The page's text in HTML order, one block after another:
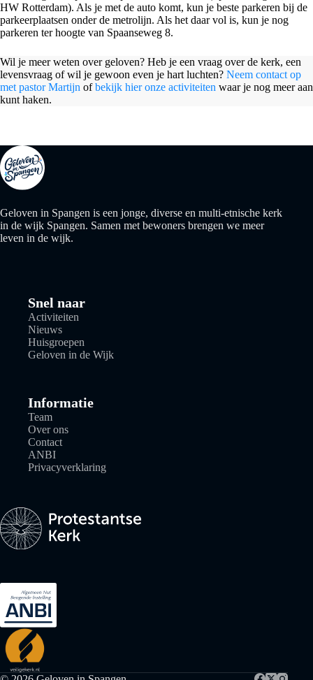
HW Rotterdam). Als je met de auto komt, kun je beste parkeren bij de
parkeerplaatsen onder de metrolijn. Als het daar vol is, kun je nog
parkeren ter hoogte van Spaanseweg 8.
Wil je meer weten over geloven? Heb je een vraag over de kerk, een
levensvraag of wil je gewoon even je hart luchten? Neem contact op
met pastor Martijn ofbekijk hier onze activiteiten waar je nog meer aan
kunt haken.
Geloven in Spangen is een jonge, diverse en multi-etnische kerk
in de wijk Spangen. Samen met bewoners brengen we meer
leven in de wijk.
Snel naar
Activiteiten
Nieuws
Huisgroepen
Geloven in de Wijk
Informatie
Team
Over ons
Contact
ANBI
Privacyverklaring